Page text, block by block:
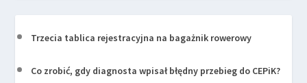
Trzecia tablica rejestracyjna na bagażnik rowerowy
Co zrobić, gdy diagnosta wpisał błędny przebieg do CEPiK?